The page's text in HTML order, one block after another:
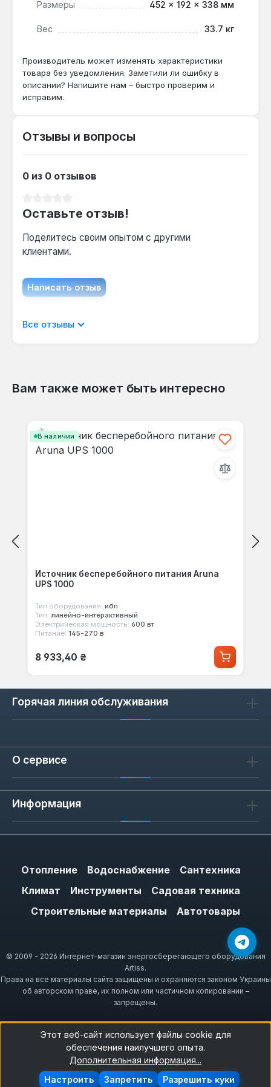
котла и насоса даже при пусковых токах до
Как часто менять батарею?
Срок службы встроенного аккумулятора
зависит от числа циклов разряда — при
еженедельных отключениях света замена
Размеры 452 × 192 × 338 мм
Вес 33.7 кг
Производитель может изменять характеристики
товара без уведомления. Заметили ли ошибку в
описании? Напишите нам – быстро проверим и
исправим.
Отзывы и вопросы
0 из 0 отзывов
Оставьте отзыв!
Поделитесь своим опытом с другими
клиентами.
Написать отзыв
Отображать отзывы только на текущем
Все отзывы
Вам также может быть интересно
В наличии
Источник бесперебойного питания Aruna
UPS 1000
Тип оборудования: ибп
Тип: линейно-интерактивный
Электрическая мощность: 600 вт
Питание: 145-270 в
Обычная цена:
8 933,40 ₴
Горячая линия обслуживания
О сервисе
Информация
Отопление Водоснабжение
Сантехника
Климат
Инструменты
Садовая техника
Строительные материалы
Автотовары
© 2009 - 2026 Интернет-магазин энергосберегающего оборудования
Artiss.
Права на все материалы сайта защищены и охраняются законом Украины
об авторском праве, их полном или частичном копировании –
запрещены.
Этот веб-сайт использует файлы cookie для
обеспечения наилучшего опыта.
Дополнительная информация...
Запретить
Настроить Разрешить куки